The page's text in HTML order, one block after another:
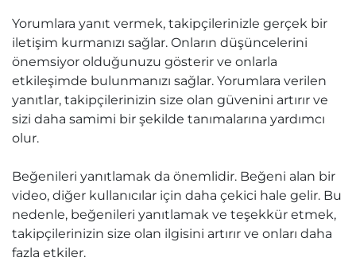
Yorumlara yanıt vermek, takipçilerinizle gerçek bir
iletişim kurmanızı sağlar. Onların düşüncelerini
önemsiyor olduğunuzu gösterir ve onlarla
etkileşimde bulunmanızı sağlar. Yorumlara verilen
yanıtlar, takipçilerinizin size olan güvenini artırır ve
sizi daha samimi bir şekilde tanımalarına yardımcı
olur.
Beğenileri yanıtlamak da önemlidir. Beğeni alan bir
video, diğer kullanıcılar için daha çekici hale gelir. Bu
nedenle, beğenileri yanıtlamak ve teşekkür etmek,
takipçilerinizin size olan ilgisini artırır ve onları daha
fazla etkiler.